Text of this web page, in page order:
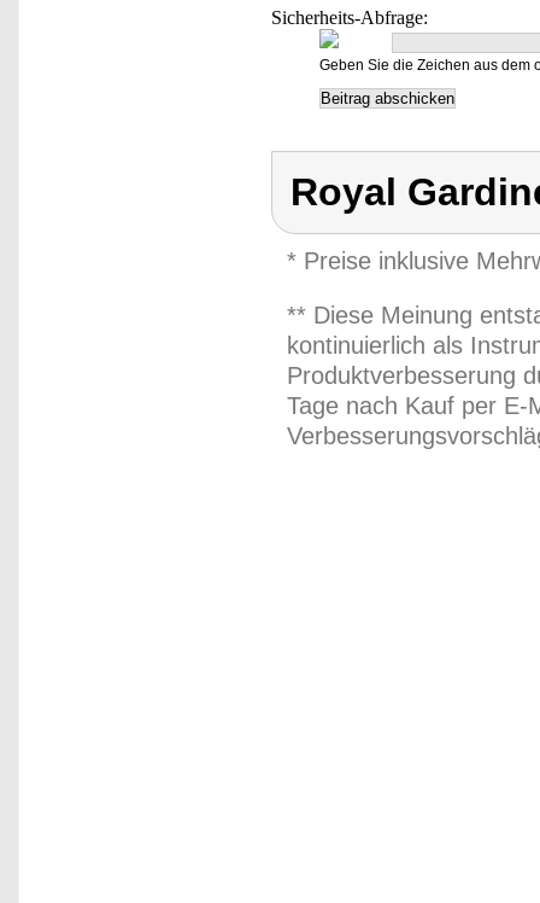
Sicherheits-Abfrage:
Geben Sie die Zeichen aus dem
Royal
* Preise inklusive
** Diese Meinung
kontinuierlich als
Produktverbesserung
Tage nach Kauf per E-